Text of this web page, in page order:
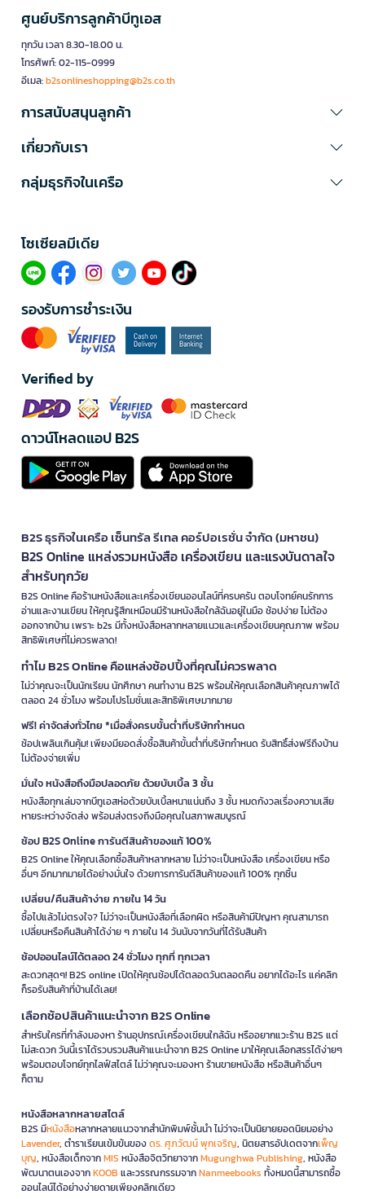
ศูนย์บริการลูกค้าบีทูเอส
ทุกวัน เวลา 8.30-18.00 น.
โทรศัพท์: 02-115-0999
อีเมล:b2sonlineshopping@b2s.co.th
การสนับสนุนลูกค้า
เกี่ยวกับเรา
กลุ่มธุรกิจในเครือ
โซเซียลมีเดีย​
รองรับการชำระเงิน
Verified by
ดาวน์โหลดแอป B2S
B2S ธุรกิจในเครือ เซ็นทรัล รีเทล คอร์ปอเรชั่น จำกัด (มหาชน)
B2S Online แหล่งรวมหนังสือ เครื่องเขียน และแรงบันดาลใจ
สำหรับทุกวัย
B2S Online คือร้านหนังสือและเครื่องเขียนออนไลน์ที่ครบครัน ตอบโจทย์คนรักการ
อ่านและงานเขียน ให้คุณรู้สึกเหมือนมีร้านหนังสือใกล้ฉันอยู่ในมือ ช้อปง่าย ไม่ต้อง
ออกจากบ้าน เพราะ b2s มีทั้งหนังสือหลากหลายแนวและเครื่องเขียนคุณภาพ พร้อม
สิทธิพิเศษที่ไม่ควรพลาด!
ทำไม B2S Online คือแหล่งช้อปปิ้งที่คุณไม่ควรพลาด
ไม่ว่าคุณจะเป็นนักเรียน นักศึกษา คนทำงาน B2S พร้อมให้คุณเลือกสินค้าคุณภาพได้
ตลอด 24 ชั่วโมง พร้อมโปรโมชั่นและสิทธิพิเศษมากมาย
ฟรี! ค่าจัดส่งทั่วไทย *เมื่อสั่งครบขั้นต่ำที่บริษัทกำหนด
ช้อปเพลินเกินคุ้ม! เพียงมียอดสั่งซื้อสินค้าขั้นต่ำที่บริษัทกำหนด รับสิทธิ์ส่งฟรีถึงบ้าน
ไม่ต้องจ่ายเพิ่ม
มั่นใจ หนังสือถึงมือปลอดภัย ด้วยบับเบิ้ล 3 ชั้น
หนังสือทุกเล่มจากบีทูเอสห่อด้วยบับเบิ้ลหนาแน่นถึง 3 ชั้น หมดกังวลเรื่องความเสีย
หายระหว่างจัดส่ง พร้อมส่งตรงถึงมือคุณในสภาพสมบูรณ์
ช้อป B2S Online การันตีสินค้าของแท้ 100%
B2S Online ให้คุณเลือกซื้อสินค้าหลากหลาย ไม่ว่าจะเป็นหนังสือ เครื่องเขียน หรือ
อื่นๆ อีกมากมายได้อย่างมั่นใจ ด้วยการการันตีสินค้าของแท้ 100% ทุกชิ้น
เปลี่ยน/คืนสินค้าง่าย ภายใน 14 วัน
ซื้อไปแล้วไม่ตรงใจ? ไม่ว่าจะเป็นหนังสือที่เลือกผิด หรือสินค้ามีปัญหา คุณสามารถ
เปลี่ยนหรือคืนสินค้าได้ง่าย ๆ ภายใน 14 วันนับจากวันที่ได้รับสินค้า
ช้อปออนไลน์ได้ตลอด 24 ชั่วโมง ทุกที่ ทุกเวลา
สะดวกสุดๆ! B2S online เปิดให้คุณช้อปได้ตลอดวันตลอดคืน อยากได้อะไร แค่คลิก
ก็รอรับสินค้าที่บ้านได้เลย!
เลือกช้อปสินค้าแนะนำจาก B2S Online
สำหรับใครที่กำลังมองหา ร้านอุปกรณ์เครื่องเขียนใกล้ฉัน หรืออยากแวะร้าน B2S แต่
ไม่สะดวก วันนี้เราได้รวบรวมสินค้าแนะนำจาก B2S Online มาให้คุณเลือกสรรได้ง่ายๆ
พร้อมตอบโจทย์ทุกไลฟ์สไตล์ ไม่ว่าคุณจะมองหา ร้านขายหนังสือ หรือสินค้าอื่นๆ
ก็ตาม
หนังสือหลากหลายสไตล์
B2S มีหนังสือหลากหลายแนวจากสำนักพิมพ์ชั้นนำ ไม่ว่าจะเป็นนิยายยอดนิยมอย่าง
Lavender, ตำราเรียนเข้มข้นของดร. ศุภวัฒน์ พุกเจริญ, นิตยสารอัปเดตจากเพ็ญ
บุญ, หนังสือเด็กจากMIS หนังสือจิตวิทยาจากMugunghwa Publishing, หนังสือ
พัฒนาตนเองจากKOOB และวรรณกรรมจากNanmeebooks ทั้งหมดนี้สามารถซื้อ
ออนไลน์ได้อย่างง่ายดายเพียงคลิกเดียว